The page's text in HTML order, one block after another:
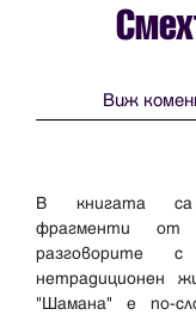
Виж
В книгата са
фрагменти от
разговорите
нетрадиционен
"Шамана" е по-